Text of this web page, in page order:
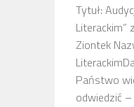
Tytuł:
Ziontek
Państwo
odwiedzić –